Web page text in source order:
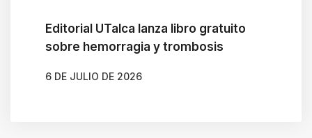
Editorial UTalca lanza libro gratuito
sobre hemorragia y trombosis
6 DE JULIO DE 2026